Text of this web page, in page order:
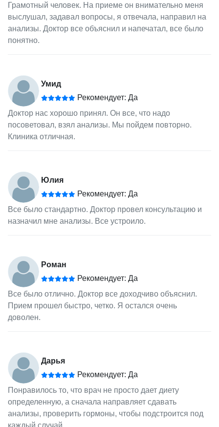
Грамотный человек. На приеме он внимательно меня
выслушал, задавал вопросы, я отвечала, направил на
анализы. Доктор все объяснил и напечатал, все было
понятно.
Умид
Рекомендует: Да
Доктор нас хорошо принял. Он все, что надо
посоветовал, взял анализы. Мы пойдем повторно.
Клиника отличная.
Юлия
Рекомендует: Да
Все было стандартно. Доктор провел консультацию и
назначил мне анализы. Все устроило.
Роман
Рекомендует: Да
Все было отлично. Доктор все доходчиво объяснил.
Прием прошел быстро, четко. Я остался очень
доволен.
Дарья
Рекомендует: Да
Понравилось то, что врач не просто дает диету
определенную, а сначала направляет сдавать
анализы, проверить гормоны, чтобы подстроится под
каждый случай.